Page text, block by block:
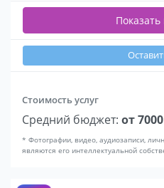
Показать
Стоимость услуг
Средний бюджет: от 7000
* Фотографии, видео, аудиозаписи,
являются его интеллектуальной